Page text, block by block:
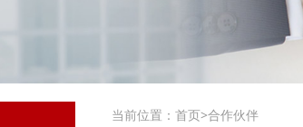
当前位置： 首页>合作伙伴